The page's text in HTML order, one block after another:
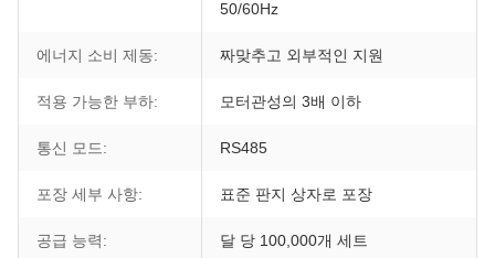
50/60Hz
에너지 소비 제동: 짜맞추고 외부적인 지원
적용 가능한 부하: 모터관성의 3배 이하
통신 모드: RS485
포장 세부 사항: 표준 판지 상자로 포장
공급 능력: 달 당 100,000개 세트